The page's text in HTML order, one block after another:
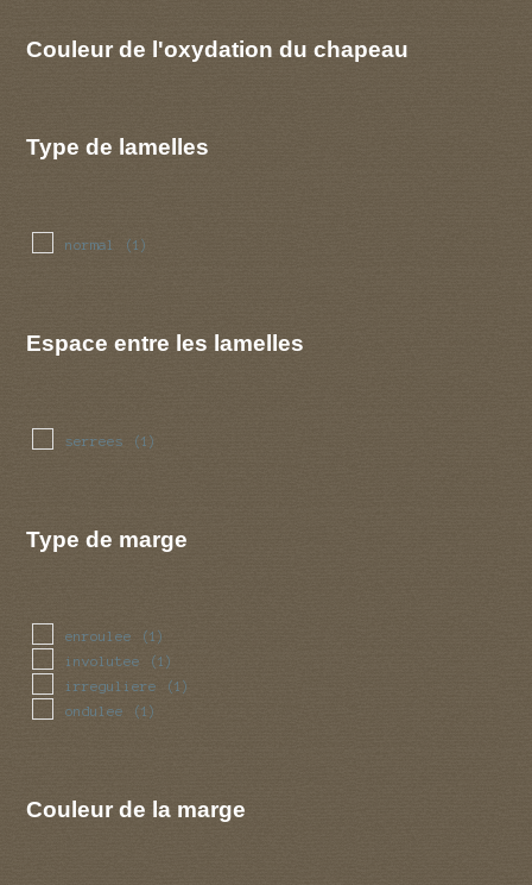
Couleur de l'oxydation du chapeau
Type de lamelles
normal (1)
Espace entre les lamelles
serrees (1)
Type de marge
enroulee (1)
involutee (1)
irreguliere (1)
ondulee (1)
Couleur de la marge